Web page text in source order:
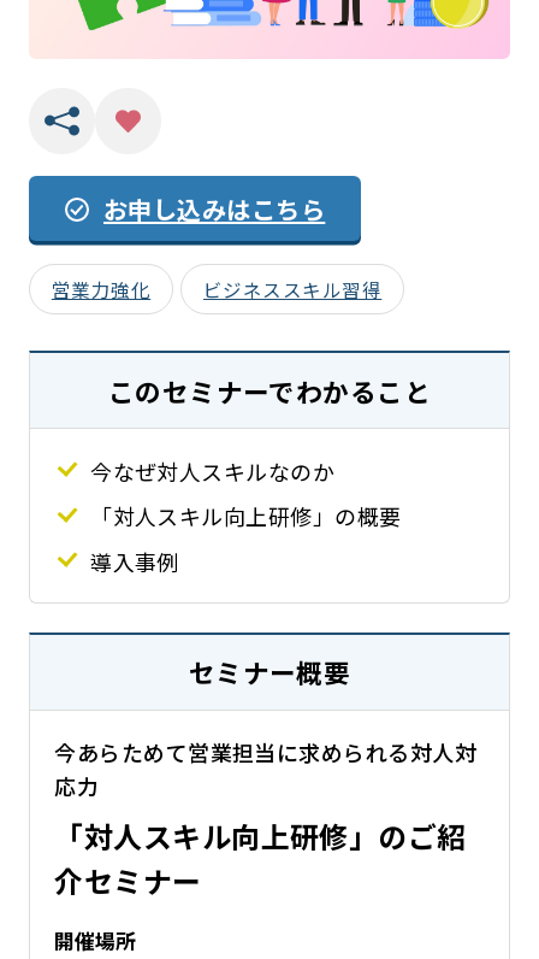
お申し込みはこちら
営業力強化 ビジネススキル習得
このセミナーでわかること
今なぜ対人スキルなのか
「対人スキル向上研修」の概要
導入事例
セミナー概要
今あらためて営業担当に求められる対人対
応力
「対人スキル向上研修」のご紹
介セミナー
開催場所